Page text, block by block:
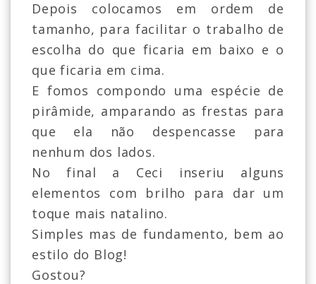
Depois colocamos em ordem de
tamanho, para facilitar o trabalho de
escolha do que ficaria em baixo e o
que ficaria em cima.
E fomos compondo uma espécie de
pirâmide, amparando as frestas para
que ela não despencasse para
nenhum dos lados.
No final a Ceci inseriu alguns
elementos com brilho para dar um
toque mais natalino.
Simples mas de fundamento, bem ao
estilo do Blog!
Gostou?